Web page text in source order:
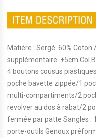
Matière : Sergé: 60%
supplémentaire: +5cm Col
4 boutons cousus
poche bavette zippée/1
multi-compartiments/2
revolver au dos à rabat/2
fermée par patte Sangles :
porte-outils Genoux